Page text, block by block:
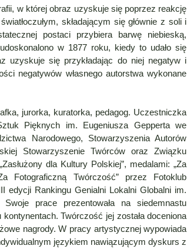
w której obraz uzyskuje się poprzez reakcję
składającym się głównie z soli i
postaci przybiera barwę niebieską,
w 1877 roku, kiedy to udało się
uzyskuje się przykładając do niej negatyw i
negatywów własnego autorstwa wykonane
jurorka, kuratorka, pedagog. Uczestniczka
Pięknych im. Eugeniusza Gepperta we
Narodowego, Stowarzyszenia Autorów
Stowarzyszenie Twórców oraz Związku
dla Kultury Polskiej”, medalami: „Za
Fotograficzną Twórczość” przez Fotoklub
edycji Rankingu Genialni Lokalni Globalni im.
prace prezentowała na siedemnastu
Twórczość jej została doceniona
nagrody. W pracy artystycznej wypowiada
językiem nawiązującym dyskurs z